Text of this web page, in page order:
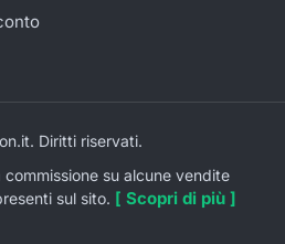
Diritti riservati.
su alcune vendite
sul sito. [ Scopri di più ]